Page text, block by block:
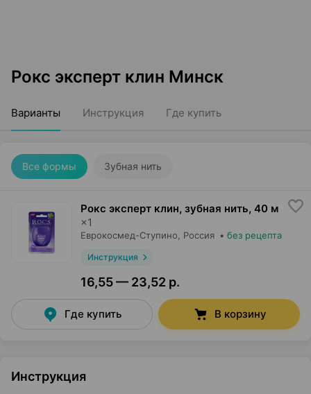
Рокс эксперт клин Минск
Варианты Инструкция Где купить
Все формы Зубная нить
Рокс эксперт клин, зубная нить, 40 м
×1
Еврокосмед-Ступино , Россия • без рецепта
Инструкция
16,55 — 23,52 р.
Где купить В корзину
Инструкция